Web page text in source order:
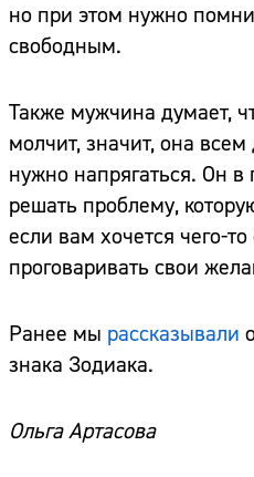
но при этом нужно
свободным.
Также мужчина думает,
молчит, значит, она
нужно напрягаться. Он в
решать проблему,
если вам хочется чего-
проговаривать свои
Ранее мы рассказывали
знака Зодиака.
Ольга Артасова